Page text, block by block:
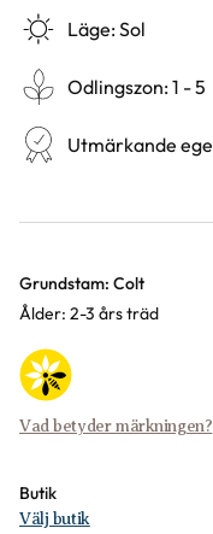
Läge:Sol
Odlingszon:1 - 5
Utmärkande
Varianter
Grundstam: Colt
Ålder: 2-3 års träd
Vad betyder märkningen?
Butik
Välj butik